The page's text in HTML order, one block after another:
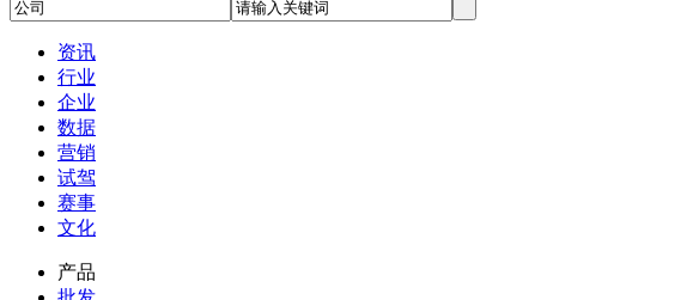
资讯
行业
企业
数据
营销
试驾
赛事
文化
产品